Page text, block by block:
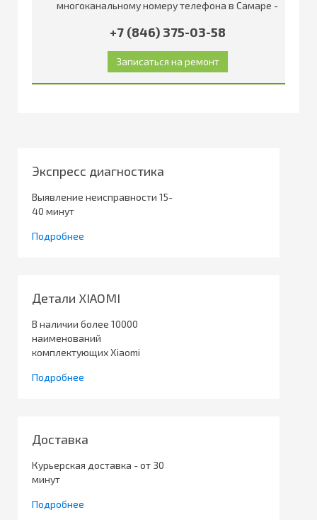
многоканальному номеру телефона в Самаре -
+7 (846) 375-03-58
Экспресс диагностика
Выявление неисправности 15-
40 минут
Подробнее
Детали XIAOMI
В наличии более 10000
наименований
комплектующих Xiaomi
Подробнее
Доставка
Курьерская доставка - от 30
минут
Подробнее